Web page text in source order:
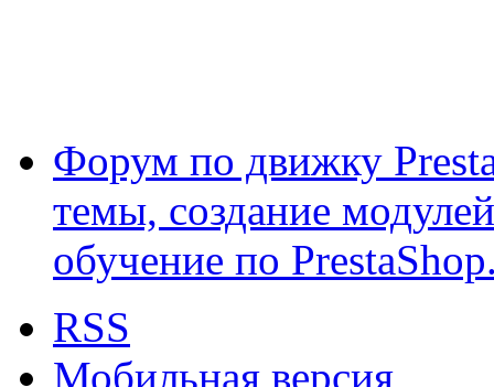
Форум по движку
темы, создание
обучение по
RSS
Мобильная версия